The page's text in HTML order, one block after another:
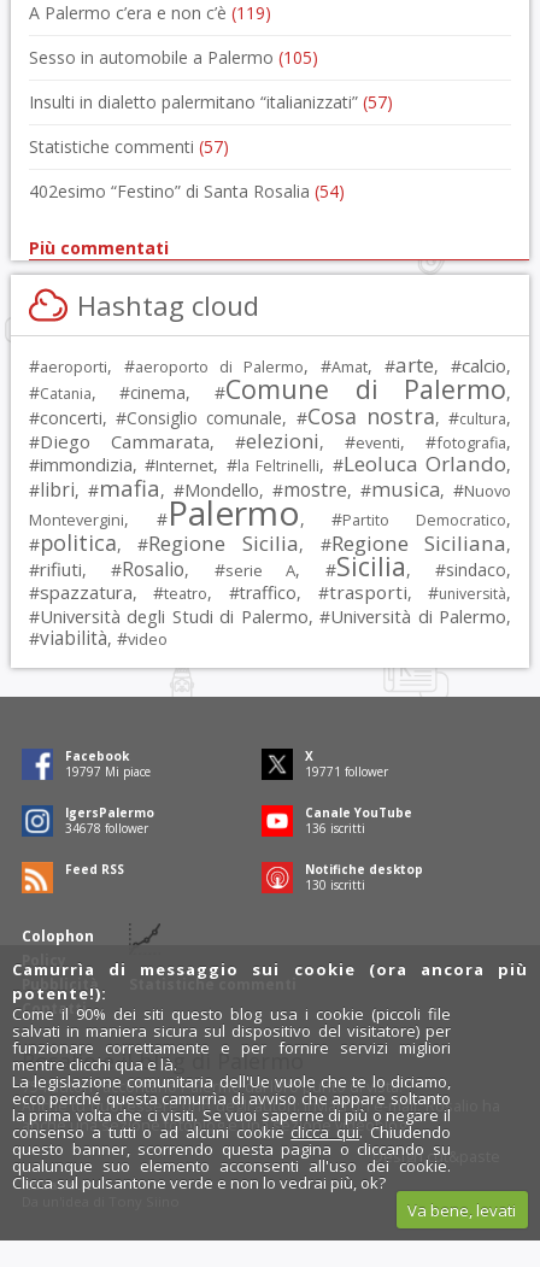
A Palermo c’era e non c’è (119)
Sesso in automobile a Palermo (105)
Insulti in dialetto palermitano “italianizzati” (57)
Statistiche commenti (57)
402esimo “Festino” di Santa Rosalia (54)
Più commentati
Hashtag cloud
#aeroporti, #aeroporto di Palermo, #Amat, #arte, #calcio,
#Catania, #cinema, #Comune di Palermo,
#concerti, #Consiglio comunale, #Cosa nostra, #cultura,
#Diego Cammarata, #elezioni, #eventi, #fotografia,
#immondizia, #Internet, #la Feltrinelli, #Leoluca Orlando,
#libri, #mafia, #Mondello, #mostre, #musica, #Nuovo
Montevergini, #Palermo, #Partito Democratico,
#politica, #Regione Sicilia, #Regione Siciliana,
#rifiuti, #Rosalio, #serie A, #Sicilia, #sindaco,
#spazzatura, #teatro, #traffico, #trasporti, #università,
#Università degli Studi di Palermo, #Università di Palermo,
#viabilità, #video
Colophon
Policy
Pubblicità
Contatti
Statistiche commenti
Facebook
19797 Mi piace
X
19771 follower
IgersPalermo
34678 follower
Canale YouTube
136 iscritti
Feed RSS
Notifiche desktop
130 iscritti
Rosalio è il blog di Palermo
754 autoriraccontano Palermo dal loro punto di vista.
Anche tu puoi essere uno degli autori: inviaci un' e-mail. Rosalio ha
anche una sezionefotobloge una sezionevideoblog.
Designcut&paste
Rosalio.it
x
Instagram
Camurrìa di messaggio sui cookie (ora ancora più
potente!):
Come il 90% dei siti questo blog usa i cookie (piccoli file
salvati in maniera sicura sul dispositivo del visitatore) per
funzionare correttamente e per fornire servizi migliori
mentre clicchi qua e là.
La legislazione comunitaria dell'Ue vuole che te lo diciamo,
ecco perché questa camurrìa di avviso che appare soltanto
la prima volta che ci visiti. Se vuoi saperne di più o negare il
consenso a tutti o ad alcuni cookie clicca qui. Chiudendo
questo banner, scorrendo questa pagina o cliccando su
qualunque suo elemento acconsenti all'uso dei cookie.
Clicca sul pulsantone verde e non lo vedrai più, ok?
Va bene, levati